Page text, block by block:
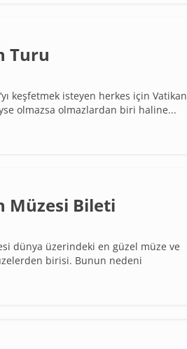
Turu
keşfetmek isteyen herkes için Vatikan
olmazsa olmazlardan biri haline...
Müzesi Bileti
dünya üzerindeki en güzel müze ve
birisi. Bunun nedeni